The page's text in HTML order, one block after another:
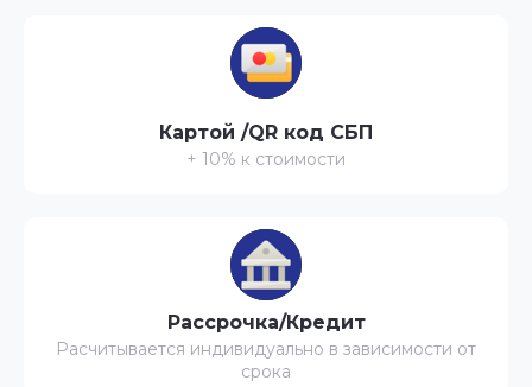
Картой /QR код СБП
+ 10% к стоимости
Рассрочка/Кредит
Расчитывается индивидуально в зависимости от
срока